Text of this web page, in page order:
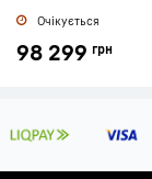
Очікується
98 299 грн